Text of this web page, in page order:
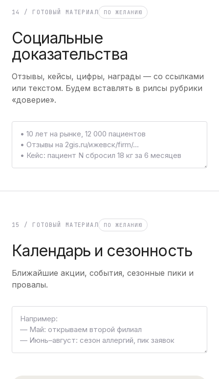
14 / ГОТОВЫЙ МАТЕРИАЛ ПО ЖЕЛАНИЮ
Социальные
доказательства
Отзывы, кейсы, цифры, награды — со ссылками
или текстом. Будем вставлять в рилсы рубрики
«доверие».
15 / ГОТОВЫЙ МАТЕРИАЛ ПО ЖЕЛАНИЮ
Календарь и сезонность
Ближайшие акции, события, сезонные пики и
провалы.